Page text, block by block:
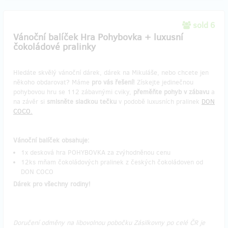
sold 6
Vánoční balíček Hra Pohybovka + luxusní
čokoládové pralinky
Hledáte skvělý vánoční dárek, dárek na Mikuláše, nebo chcete jen
někoho obdarovat? Máme pro vás řešení! Získejte jedinečnou
pohybovou hru se 112 zábavnými cviky, přeměňte pohyb v zábavu a
na závěr si smlsněte sladkou tečku v podobě luxusních pralinek DON
COCO.
Vánoční balíček obsahuje:
1x desková hra POHYBOVKA za zvýhodněnou cenu
12ks mňam čokoládových pralinek z českých čokoládoven od
DON COCO
Dárek pro všechny rodiny!
Doručení odměny na libovolnou pobočku Zásilkovny po celé ČR je